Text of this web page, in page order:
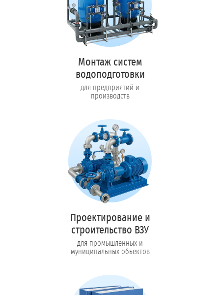
Монтаж систем
водоподготовки
для предприятий и
производств
Проектирование и
строительство ВЗУ
для промышленных и
муниципальных объектов